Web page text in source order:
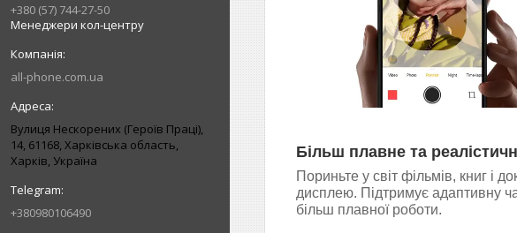
+380 (57) 744-27-50
Менеджери кол-центру
all-phone.com.ua
Вулиця Нескорених (Героїв Праці),
14, 61168, Харківська область,
Харків, Україна
+380980106490
Більш плавне та
Пориньте у світ фільмів, книг і
дисплею. Підтримує адаптивну
більш плавної роботи.